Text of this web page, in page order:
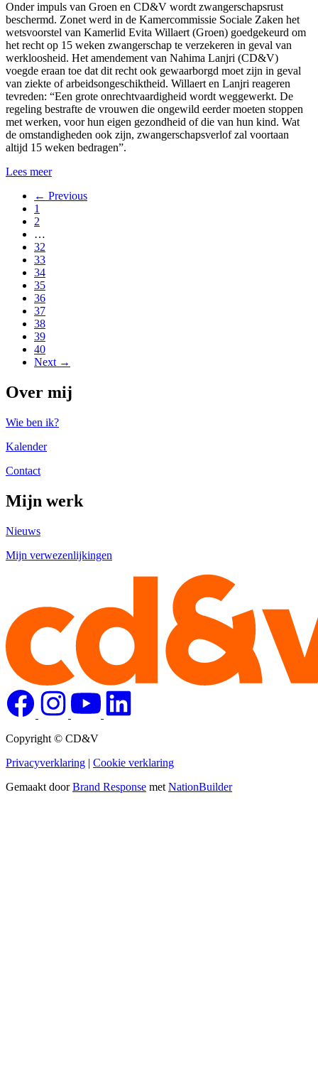
Onder impuls van Groen en CD&V wordt zwangerschapsrust
beschermd. Zonet werd in de Kamercommissie Sociale Zaken het
wetsvoorstel van Kamerlid Evita Willaert (Groen) goedgekeurd om
het recht op 15 weken zwangerschap te verzekeren in geval van
werkloosheid. Het amendement van Nahima Lanjri (CD&V)
voegde eraan toe dat dit recht ook gewaarborgd moet zijn in geval
van ziekte of arbeidsongeschiktheid. Willaert en Lanjri reageren
tevreden: “Een grote onrechtvaardigheid wordt weggewerkt. De
regeling bestrafte de vrouwen die ongewild eerder moeten stoppen
met werken, voor hun eigen gezondheid of die van hun kind. Wat
de omstandigheden ook zijn, zwangerschapsverlof zal voortaan
altijd 15 weken bedragen”.
Lees meer
← Previous
1
2
…
32
33
34
35
36
37
38
39
40
Next →
Over mij
Wie ben ik?
Kalender
Contact
Mijn werk
Nieuws
Mijn verwezenlijkingen
Copyright © CD&V
Privacyverklaring | Cookie verklaring
Gemaakt doorBrand Response met NationBuilder